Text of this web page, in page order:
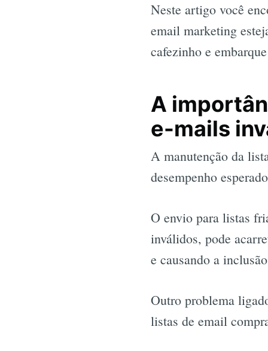
Neste artigo você
email marketing
cafezinho e
A
e-mails
A manutenção da
desempenho
O envio para listas
inválidos, pode
e causando a
Outro problema
listas de email